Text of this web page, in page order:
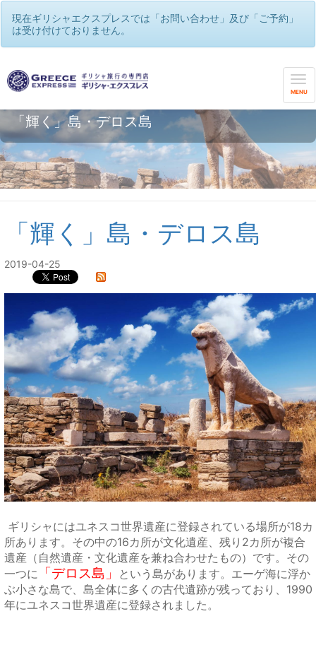
現在ギリシャエクスプレスでは「お問い合わせ」及び「ご予約」
は受け付けておりません。
MENU
「輝く」島・デロス島
「輝く」島・デロス島
2019-04-25
ギリシャにはユネスコ世界遺産に登録されている場所が18カ
所あります。その中の16カ所が文化遺産、残り2カ所が複合
遺産（自然遺産・文化遺産を兼ね合わせたもの）です。その
一つに
「デロス島」
という島があります。エーゲ海に浮か
ぶ小さな島で、島全体に多くの古代遺跡が残っており、1990
年にユネスコ世界遺産に登録されました。